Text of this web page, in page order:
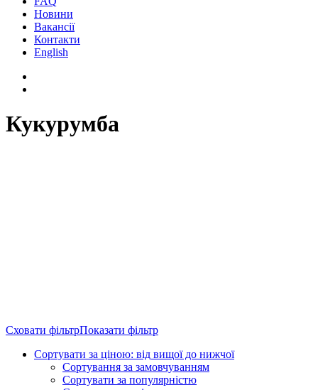
Новини
Вакансії
Контакти
English
Кукурумба
Сховати фільтрПоказати фільтр
Сортувати за ціною: від вищої до нижчої
Сортування за замовчуванням
Сортувати за популярністю